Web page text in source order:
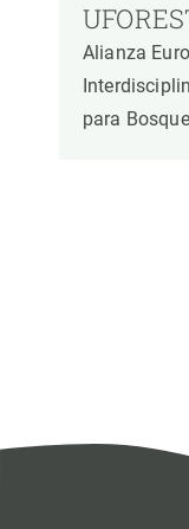
LIDERAZGO
-
Alianza
para